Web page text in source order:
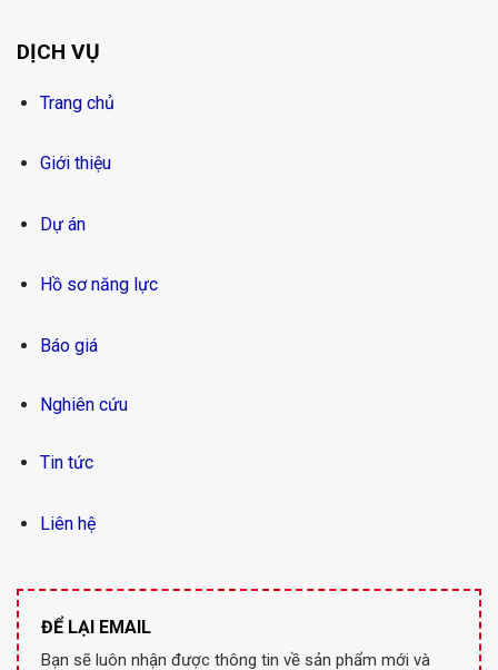
DỊCH VỤ
Trang chủ
Giới thiệu
Dự án
Hồ sơ năng lực
Báo giá
Nghiên cứu
Tin tức
Liên hệ
ĐỂ LẠI EMAIL
Bạn sẽ luôn nhận được thông tin về sản phẩm mới và